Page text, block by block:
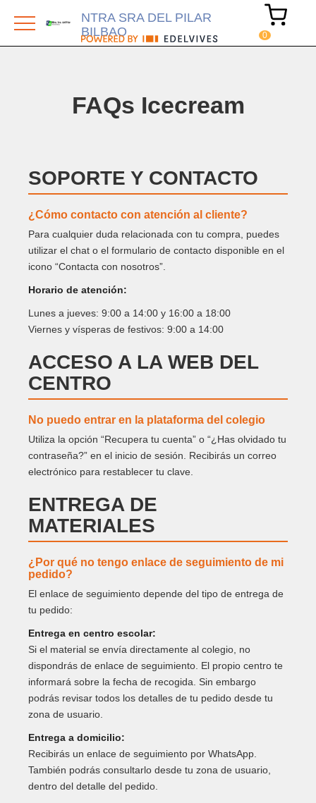
NTRA SRA DEL PILAR
BILBAO
FAQs Icecream
SOPORTE Y CONTACTO
¿Cómo contacto con atención al cliente?
Para cualquier duda relacionada con tu compra, puedes
utilizar el chat o el formulario de contacto disponible en el
icono “Contacta con nosotros”.
Horario de atención:
Lunes a jueves: 9:00 a 14:00 y 16:00 a 18:00
Viernes y vísperas de festivos: 9:00 a 14:00
ACCESO A LA WEB DEL
CENTRO
No puedo entrar en la plataforma del colegio
Utiliza la opción “Recupera tu cuenta” o “¿Has olvidado tu
contraseña?” en el inicio de sesión. Recibirás un correo
electrónico para restablecer tu clave.
ENTREGA DE
MATERIALES
¿Por qué no tengo enlace de seguimiento de mi
pedido?
El enlace de seguimiento depende del tipo de entrega de
tu pedido:
Entrega en centro escolar:
Si el material se envía directamente al colegio, no
dispondrás de enlace de seguimiento. El propio centro te
informará sobre la fecha de recogida. Sin embargo
podrás revisar todos los detalles de tu pedido desde tu
zona de usuario.
Entrega a domicilio:
Recibirás un enlace de seguimiento por WhatsApp.
También podrás consultarlo desde tu zona de usuario,
dentro del detalle del pedido.